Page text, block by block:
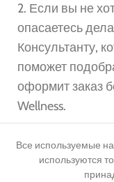
2. Если вы не
опасаетесь
Консультанту,
поможет
оформит заказ
Wellness.
Все используемые
используются